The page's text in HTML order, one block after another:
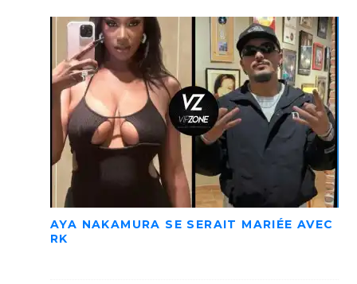
AYA NAKAMURA SE SERAIT MARIÉE AVEC
RK